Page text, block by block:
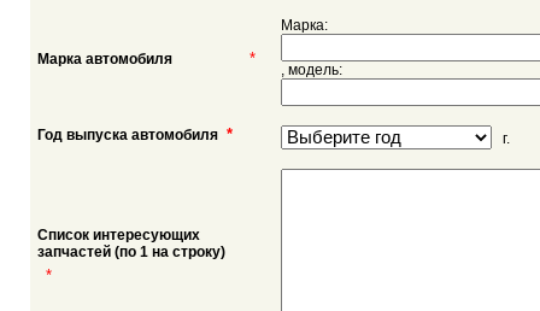
Марка автомобиля *
Марка:
, модель:
Год выпуска автомобиля * г.
Список интересующих
запчастей (по 1 на строку)
*